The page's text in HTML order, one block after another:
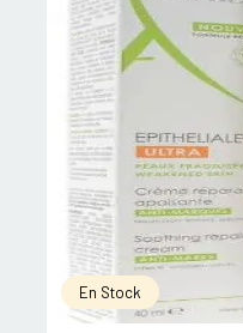
En Stock